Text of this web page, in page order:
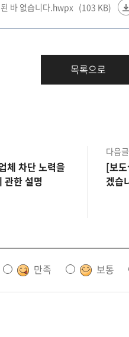
바 없습니다.hwpx (103 KB)
목록으로
체 차단 노력을
관한 설명
다음글
[보
겠습
만족 보통